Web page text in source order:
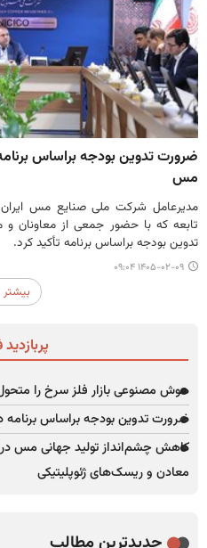
ضرورت تدوین بودجه براساس
مس
مدیرعامل شرکت ملی صنایع مس
تابعه که با حضور جمعی از معاونان
تدوین بودجه براساس برنامه تأکید کرد.
۱۴۰۵-۰۲-۰۹ ۰۹:۰۴
بیشتر
هوش مصنوعی بازار فلز سرخ را
ضرورت تدوین بودجه براساس
معادن و ریسک‌های ژئوپلیتیکی